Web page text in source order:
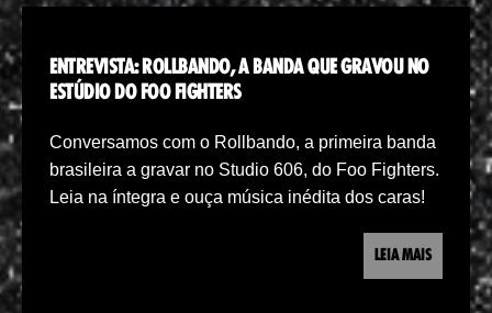
ENTREVISTA: ROLLBANDO, A BANDA QUE GRAVOU NO
ESTÚDIO DO FOO FIGHTERS
Conversamos com o Rollbando, a primeira banda
brasileira a gravar no Studio 606, do Foo Fighters.
Leia na íntegra e ouça música inédita dos caras!
LEIA MAIS